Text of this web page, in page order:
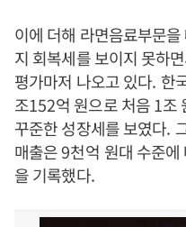
이에 더해 라면음료부문
지 회복세를 보이지 못하
평가마저 나오고 있다. 한
조152억 원으로 처음1조
꾸준한 성장세를 보였다.
매출은9천억 원대 수준
을 기록했다.